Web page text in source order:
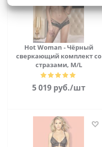
Hot Woman - Чёрный
сверкающий комплект со
стразами, M/L
5 019 руб./шт